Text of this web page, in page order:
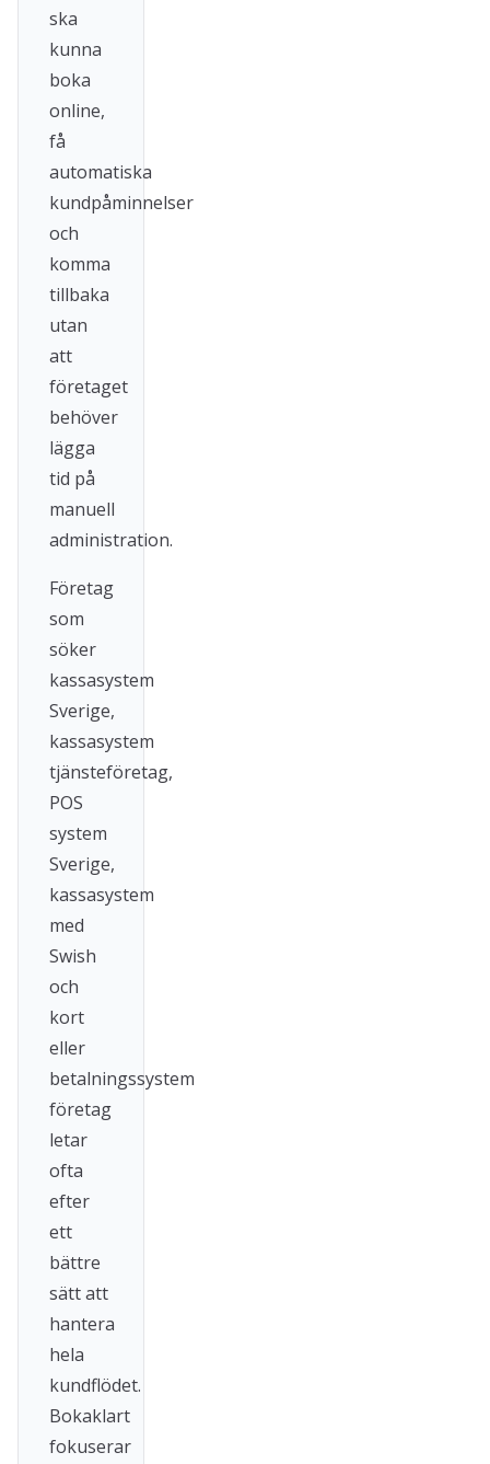
ska
kunna
boka
online,
få
automatiska
kundpåminnelser
och
komma
tillbaka
utan
att
företaget
behöver
lägga
tid på
manuell
administration.
Företag
som
söker
kassasystem
Sverige,
kassasystem
tjänsteföretag,
POS
system
Sverige,
kassasystem
med
Swish
och
kort
eller
betalningssystem
företag
letar
ofta
efter
ett
bättre
sätt att
hantera
hela
kundflödet.
Bokaklart
fokuserar